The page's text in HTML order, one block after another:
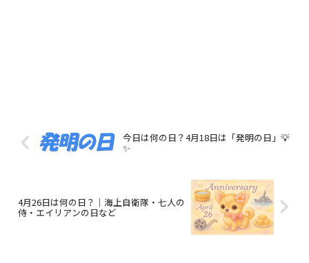
今日は何の日？4月18日は「発明の日」💡
✨
4月26日は何の日？｜海上自衛隊・七人の
侍・エイリアンの日など